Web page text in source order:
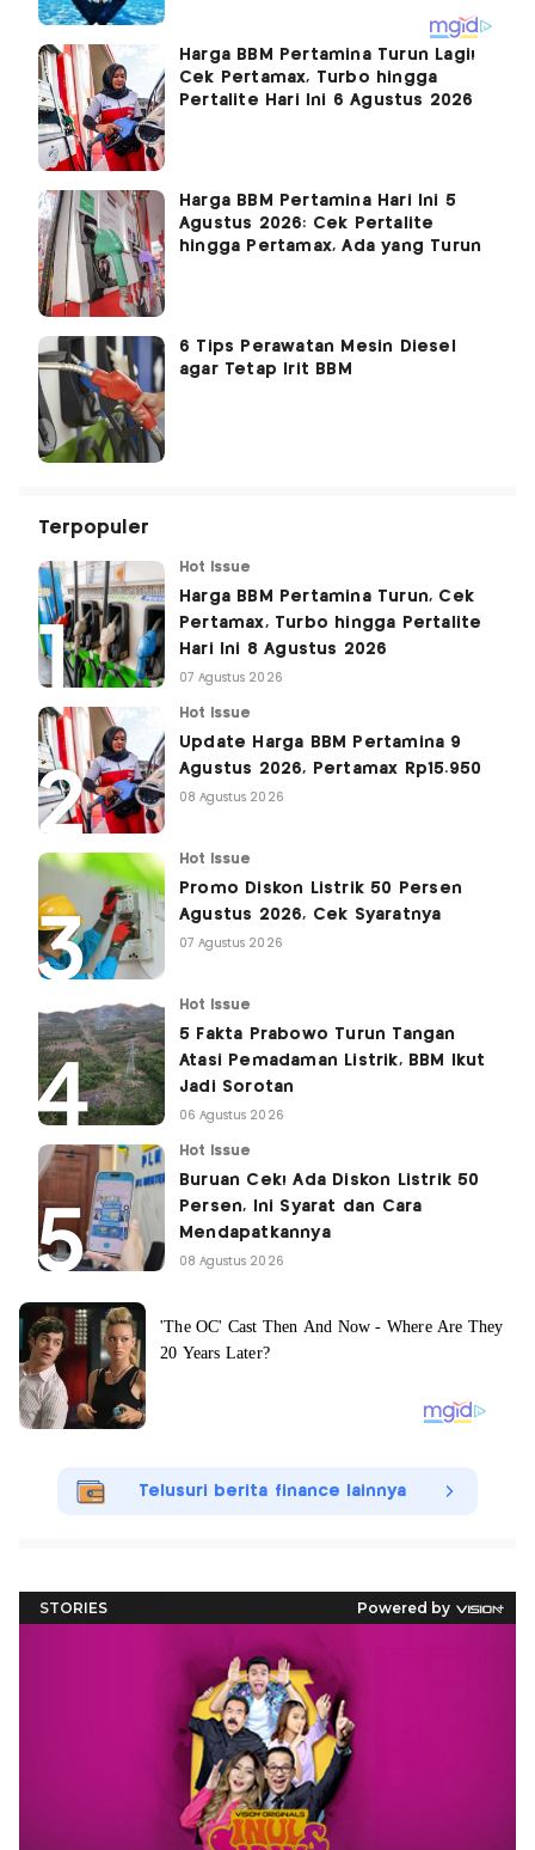
Harga BBM Pertamina Turun Lagi!
Cek Pertamax, Turbo hingga
Pertalite Hari Ini 6 Agustus 2026
Harga BBM Pertamina Hari Ini 5
Agustus 2026: Cek Pertalite
hingga Pertamax, Ada yang Turun
6 Tips Perawatan Mesin Diesel
agar Tetap Irit BBM
Terpopuler
Hot Issue
Harga BBM Pertamina Turun, Cek
Pertamax, Turbo hingga Pertalite
Hari Ini 8 Agustus 2026
07 Agustus 2026
Hot Issue
Update Harga BBM Pertamina 9
Agustus 2026, Pertamax Rp15.950
08 Agustus 2026
Hot Issue
Promo Diskon Listrik 50 Persen
Agustus 2026, Cek Syaratnya
07 Agustus 2026
Hot Issue
5 Fakta Prabowo Turun Tangan
Atasi Pemadaman Listrik, BBM Ikut
Jadi Sorotan
06 Agustus 2026
Hot Issue
Buruan Cek! Ada Diskon Listrik 50
Persen, Ini Syarat dan Cara
Mendapatkannya
08 Agustus 2026
Telusuri berita finance lainnya